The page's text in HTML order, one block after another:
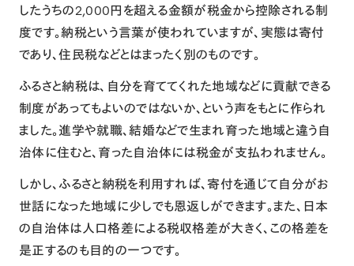
したうちの2,000円を超える金額が税金から控除される制
度です。納税という言葉が使われていますが、実態は寄付
であり、住民税などとはまったく別のものです。
ふるさと納税は、自分を育ててくれた地域などに貢献できる
制度があってもよいのではないか、という声をもとに作られ
ました。進学や就職、結婚などで生まれ育った地域と違う自
治体に住むと、育った自治体には税金が支払われません。
しかし、ふるさと納税を利用すれば、寄付を通じて自分がお
世話になった地域に少しでも恩返しができます。また、日本
の自治体は人口格差による税収格差が大きく、この格差を
是正するのも目的の一つです。